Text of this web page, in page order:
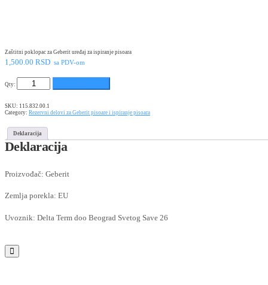
Zaštitni poklopac za Geberit uređaj za ispiranje pisoara
1,500.00 RSD sa PDV-om
Qty:
SKU: 115.832.00.1
Category: Rezervni delovi za Geberit pisoare i ispiranje pisoara
Deklaracija
Deklaracija
Proizvođač: Geberit
Zemlja porekla: EU
Uvoznik: Delta Term doo Beograd Svetog Save 26